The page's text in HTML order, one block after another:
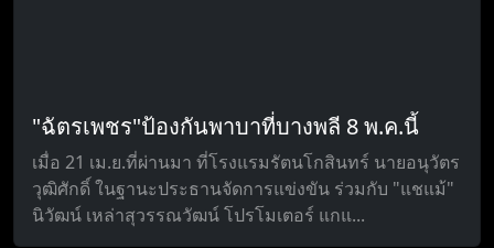
"ฉัตรเพชร"ป้องกันพาบาที่บางพลี 8 พ.ค.นี้
เมื่อ 21 เม.ย.ที่ผ่านมา ที่โรงแรมรัตนโกสินทร์ นายอนุวัตร
วุฒิศักดิ์ ในฐานะประธานจัดการแข่งขัน ร่วมกับ "แชแม้"
นิวัฒน์ เหล่าสุวรรณวัฒน์ โปรโมเตอร์ แกแ...